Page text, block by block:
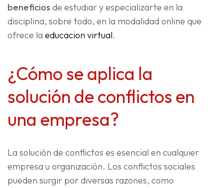
beneficios de estudiar y especializarte en la
disciplina, sobre todo, en la modalidad online que
ofrece la educacion virtual.
¿Cómo se aplica la
solución de conflictos en
una empresa?
La solución de conflictos es esencial en cualquier
empresa u organización. Los conflictos sociales
pueden surgir por diversas razones, como